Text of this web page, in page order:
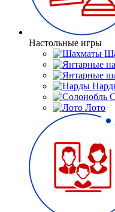
Настольные игры
Лото